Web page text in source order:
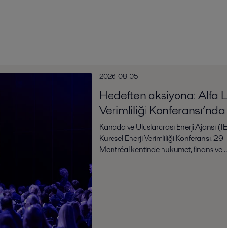
2026-08-05
Hedeften aksiyona: Alfa
Verimliliği Konferansı’nda
Kanada ve Uluslararası Enerji Ajansı
Küresel Enerji Verimliliği Konferansı,
Montréal kentinde hükümet, finans ve